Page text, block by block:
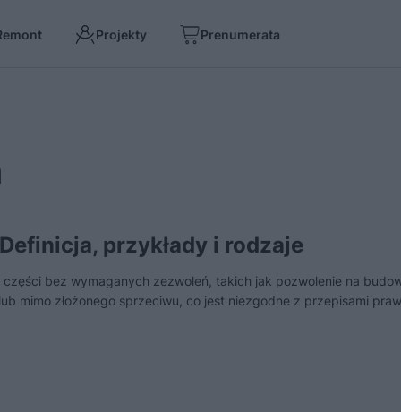
Projekty Prenumerata
przykłady i rodzaje
bez wymaganych zezwoleń, takich jak pozwolenie na
mimo złożonego sprzeciwu, co jest niezgodne z przepisami